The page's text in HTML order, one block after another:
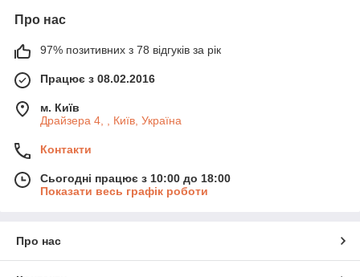
Про нас
97% позитивних з 78 відгуків за рік
Працює з 08.02.2016
м. Київ
Драйзера 4, , Київ, Україна
Контакти
Сьогодні працює з 10:00 до 18:00
Показати весь графік роботи
Про нас